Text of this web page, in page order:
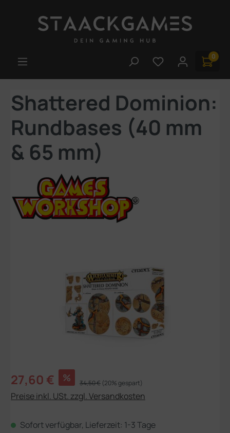
Du hast 0 0
Shattered Dominion:
Rundbases (40 mm
& 65 mm)
Verkaufspreis:
27,60 € % Regulärer Preis:
34,50 € (20% gespart)
Preise inkl. USt. zzgl. Versandkosten
Sofort verfügbar, Lieferzeit: 1-3 Tage